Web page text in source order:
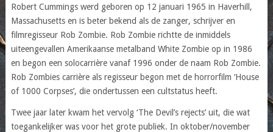
Robert Cummings werd geboren op 12 januari 1965 in Haverhill,
Massachusetts en is beter bekend als de zanger, schrijver en
filmregisseur Rob Zombie. Rob Zombie richtte de inmiddels
uiteengevallen Amerikaanse metalband White Zombie op in 1986
en begon een solocarrière vanaf 1996 onder de naam Rob Zombie.
Rob Zombies carrière als regisseur begon met de horrorfilm ‘House
of 1000 Corpses’, die ondertussen een cultstatus heeft.
Twee jaar later kwam het vervolg ‘The Devil’s rejects’ uit, die wat
toegankelijker was voor het grote publiek. In oktober/november